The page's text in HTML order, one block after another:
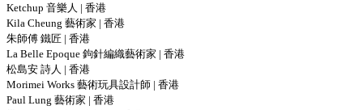
Ketchup 音樂人 | 香港
Kila Cheung 藝術家 | 香港
朱師傅 鐵匠 | 香港
La Belle Epoque 鉤針編織藝術家 | 香港
松島安 詩人 | 香港
Morimei Works 藝術玩具設計師 | 香港
Paul Lung 藝術家 | 香港